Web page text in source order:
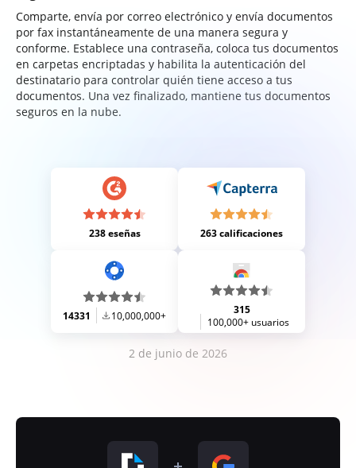
Comparte, envía por correo electrónico y envía documentos
por fax instantáneamente de una manera segura y
conforme. Establece una contraseña, coloca tus documentos
en carpetas encriptadas y habilita la autenticación del
destinatario para controlar quién tiene acceso a tus
documentos. Una vez finalizado, mantiene tus documentos
seguros en la nube.
238 eseñas 263 calificaciones
14331 10,000,000+
315
100,000+ usuarios
2 de junio de 2026